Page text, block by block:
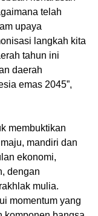
telah
upaya
langkah kita
tahun ini
daerah
emas 2045”,
membuktikan
mandiri dan
ekonomi,
dengan
mulia.
momentum yang